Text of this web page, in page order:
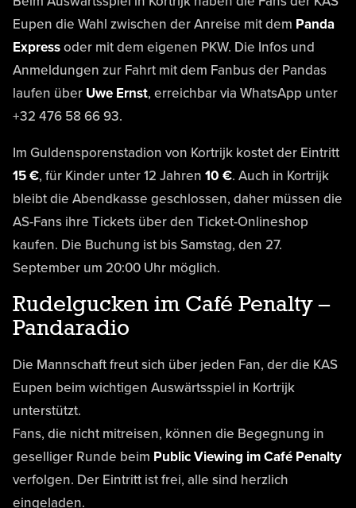
Eupen die Wahl zwischen der Anreise mit dem Panda
Expressoder mit dem eigenen PKW. Die Infos und
Anmeldungen zur Fahrt mit dem Fanbus der Pandas
laufen über Uwe Ernst, erreichbar via WhatsApp unter
+32 476 58 66 93.
Im Guldensporenstadion von Kortrijk kostet der Eintritt
15 €, für Kinder unter 12 Jahren 10 €. Auch in Kortrijk
bleibt die Abendkasse geschlossen, daher müssen die
AS-Fans ihre Tickets über den Ticket-Onlineshop
kaufen. Die Buchung ist bis Samstag, den 27.
September um 20:00 Uhr möglich.
Rudelgucken im Café Penalty –
Pandaradio
Die Mannschaft freut sich über jeden Fan, der die KAS
Eupen beim wichtigen Auswärtsspiel in Kortrijk
unterstützt.
Fans, die nicht mitreisen, können die Begegnung in
geselliger Runde beim Public Viewing im Café Penalty
verfolgen. Der Eintritt ist frei, alle sind herzlich
eingeladen.